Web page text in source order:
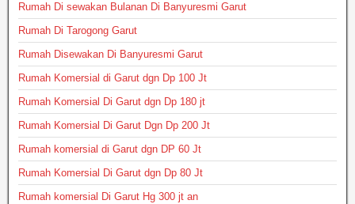
Rumah Di sewakan Bulanan Di Banyuresmi Garut
Rumah Di Tarogong Garut
Rumah Disewakan Di Banyuresmi Garut
Rumah Komersial di Garut dgn Dp 100 Jt
Rumah Komersial Di Garut dgn Dp 180 jt
Rumah Komersial Di Garut Dgn Dp 200 Jt
Rumah komersial di Garut dgn DP 60 Jt
Rumah Komersial Di Garut dgn Dp 80 Jt
Rumah komersial Di Garut Hg 300 jt an